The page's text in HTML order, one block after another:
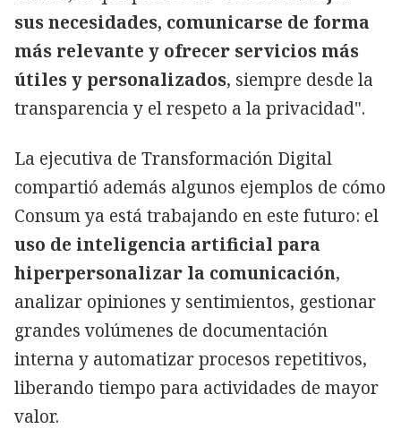
sus necesidades, comunicarse de forma
más relevante y ofrecer servicios más
útiles y personalizados, siempre desde la
transparencia y el respeto a la privacidad".
La ejecutiva de Transformación Digital
compartió además algunos ejemplos de cómo
Consum ya está trabajando en este futuro: el
uso de inteligencia artificial para
hiperpersonalizar la comunicación,
analizar opiniones y sentimientos, gestionar
grandes volúmenes de documentación
interna y automatizar procesos repetitivos,
liberando tiempo para actividades de mayor
valor.